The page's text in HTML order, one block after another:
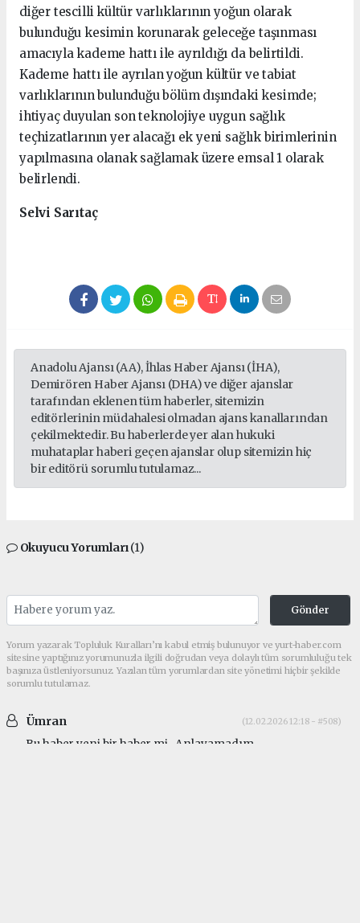
diğer tescilli kültür varlıklarının yoğun olarak
bulunduğu kesimin korunarak geleceğe taşınması
amacıyla kademe hattı ile ayrıldığı da belirtildi.
Kademe hattı ile ayrılan yoğun kültür ve tabiat
varlıklarının bulunduğu bölüm dışındaki kesimde;
ihtiyaç duyulan son teknolojiye uygun sağlık
teçhizatlarının yer alacağı ek yeni sağlık birimlerinin
yapılmasına olanak sağlamak üzere emsal 1 olarak
belirlendi.
Selvi Sarıtaç
Anadolu Ajansı (AA), İhlas Haber Ajansı (İHA),
Demirören Haber Ajansı (DHA) ve diğer ajanslar
tarafından eklenen tüm haberler, sitemizin
editörlerinin müdahalesi olmadan ajans kanallarından
çekilmektedir. Bu haberlerde yer alan hukuki
muhataplar haberi geçen ajanslar olup sitemizin hiç
bir editörü sorumlu tutulamaz...
Okuyucu Yorumları(1)
Gönder
Yorum yazarak Topluluk Kuralları’nı kabul etmiş bulunuyor ve yurt-haber.com
sitesine yaptığınız yorumunuzla ilgili doğrudan veya dolaylı tüm sorumluluğu tek
başınıza üstleniyorsunuz. Yazılan tüm yorumlardan site yönetimi hiçbir şekilde
sorumlu tutulamaz.
Ümran (12.02.2026 12:18 - #508)
Bu haber yeni bir haber mi.. Anlayamadım..